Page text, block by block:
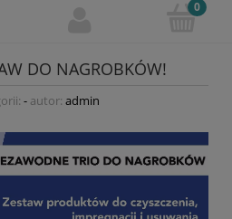
DO NAGROBKÓW!
- autor: admin